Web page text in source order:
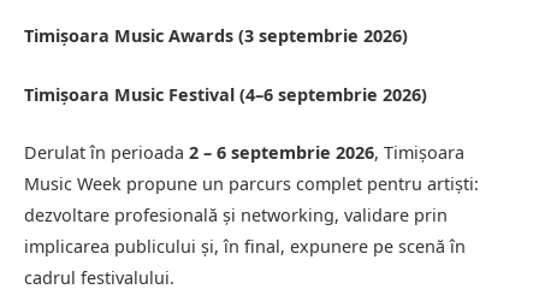
Timișoara Music Awards (3 septembrie 2026)
Timișoara Music Festival (4–6 septembrie 2026)
Derulat în perioada 2 – 6 septembrie 2026, Timișoara
Music Week propune un parcurs complet pentru artiști:
dezvoltare profesională și networking, validare prin
implicarea publicului și, în final, expunere pe scenă în
cadrul festivalului.